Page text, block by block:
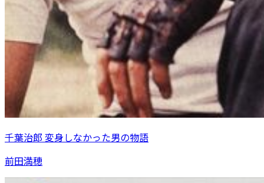
千葉治郎 変身しなかった男の物語
前田満穂